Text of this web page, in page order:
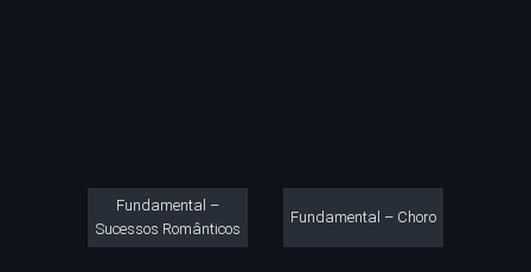
Fundamental –
Sucessos Românticos
Fundamental – Choro